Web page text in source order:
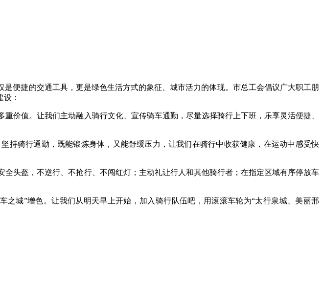
便捷的交通工具，更是绿色生活方式的象征、城市活力的体现。市总工会倡议广大职工朋
：
价值。让我们主动融入骑行文化、宣传骑车通勤，尽量选择骑行上下班，乐享灵活便捷、
持骑行通勤，既能锻炼身体，又能舒缓压力，让我们在骑行中收获健康，在运动中感受快
头盔，不逆行、不抢行、不闯红灯；主动礼让行人和其他骑行者；在指定区域有序停放车
城”增色。让我们从明天早上开始，加入骑行队伍吧，用滚滚车轮为“太行泉城、美丽邢